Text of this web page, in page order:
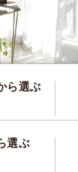
ら選ぶ
選ぶ